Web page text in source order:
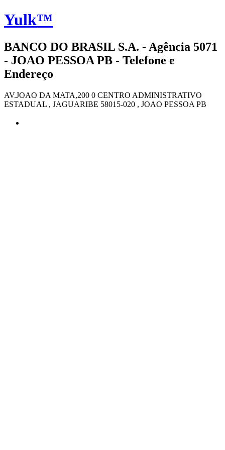
Yulk™
BANCO DO BRASIL S.A. - Agência 5071
- JOAO PESSOA PB - Telefone e
Endereço
AV.JOAO DA MATA,200 0 CENTRO ADMINISTRATIVO
ESTADUAL , JAGUARIBE 58015-020 , JOAO PESSOA PB